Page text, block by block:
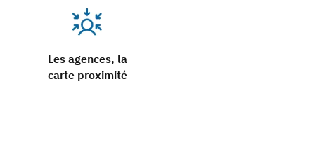
Les agences, la
carte proximité